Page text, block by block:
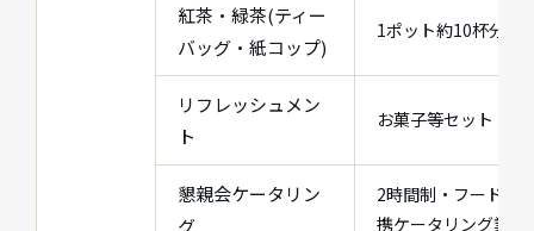
紅茶・緑茶(ティー
バッグ・紙コップ)
1ポット約10杯分(ホ
リフレッシュメン
ト
お菓子等セット
懇親会ケータリン
グ
2時間制・フード・
携ケータリング業者